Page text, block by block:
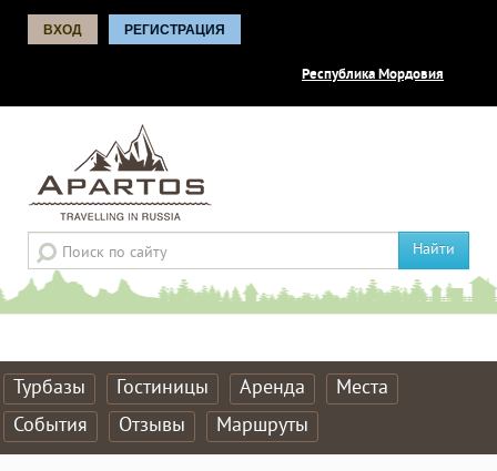
ВХОД РЕГИСТРАЦИЯ
Республика Мордовия
Найти
Турбазы Гостиницы Аренда
Места
События
Отзывы Маршруты